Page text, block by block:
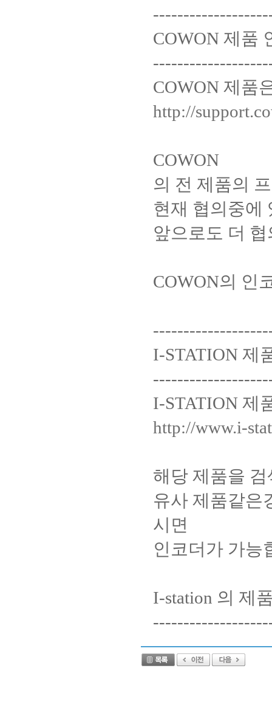
COWON 제품
COWON 제품
http://
COWON
의 전 제품의
현재 협의중에
앞으로도 더
COWON의 인
I-STATION 제
I-STATION 제
http://www.i-
해당 제품을
유사 제품같은
시면
인코더가 가능
I-station 의 제